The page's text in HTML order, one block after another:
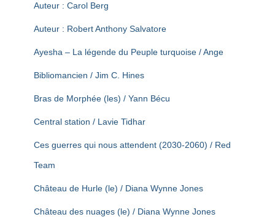
Auteur : Carol Berg
Auteur : Robert Anthony Salvatore
Ayesha – La légende du Peuple turquoise / Ange
Bibliomancien / Jim C. Hines
Bras de Morphée (les) / Yann Bécu
Central station / Lavie Tidhar
Ces guerres qui nous attendent (2030-2060) / Red
Team
Château de Hurle (le) / Diana Wynne Jones
Château des nuages (le) / Diana Wynne Jones